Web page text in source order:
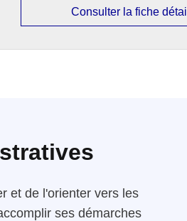
Consulter la fiche détail
et de l'orienter vers les
ses démarches